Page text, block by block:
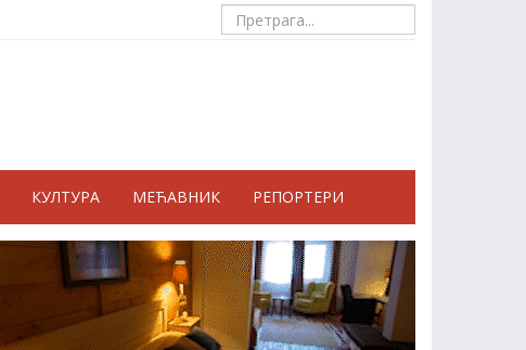
КУЛТУРА МЕЋАВНИК РЕПОРТЕРИ